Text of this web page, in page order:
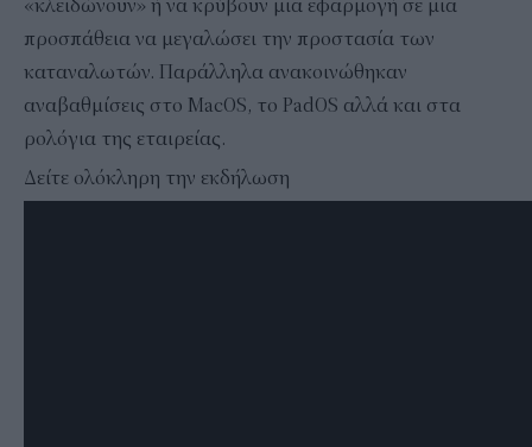
«κλειδώνουν» ή να κρύβουν μια εφαρμογή σε μια
προσπάθεια να μεγαλώσει την προστασία των
καταναλωτών. Παράλληλα ανακοινώθηκαν
αναβαθμίσεις στο MacOS, το PadOS αλλά και στα
ρολόγια της εταιρείας.
Δείτε ολόκληρη την εκδήλωση